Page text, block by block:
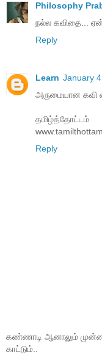
Philosophy
நல்ல கவிதை...
Reply
Learn January
அருமையான கவி
தமிழ்த்தோட்டம்
Reply
கண்ணாடி ஆனாலும்
காட்டும்..